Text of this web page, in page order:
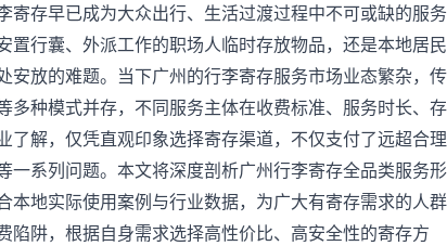
存早已成为大众出行、生活过渡过程中不可或缺的服务
行囊、外派工作的职场人临时存放物品，还是本地居民
放的难题。当下广州的行李寄存服务市场业态繁杂，传
种模式并存，不同服务主体在收费标准、服务时长、存
解，仅凭直观印象选择寄存渠道，不仅支付了远超合理
系列问题。本文将深度剖析广州行李寄存全品类服务形
地实际使用案例与行业数据，为广大有寄存需求的人群
阱，根据自身需求选择高性价比、高安全性的寄存方